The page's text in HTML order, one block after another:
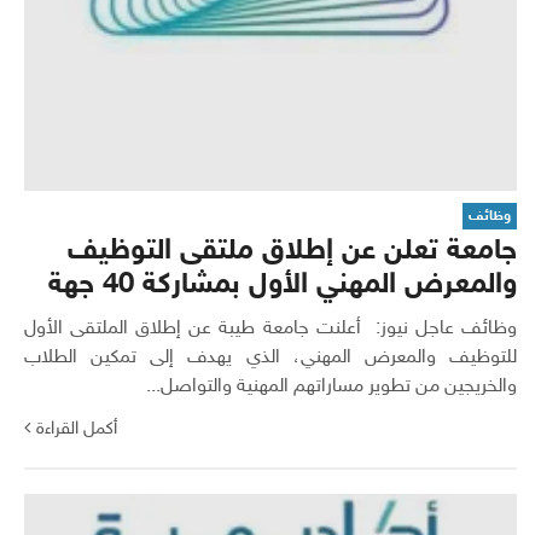
وظائف
جامعة تعلن عن إطلاق ملتقى التوظيف
والمعرض المهني الأول بمشاركة 40 جهة
وظائف عاجل نيوز: أعلنت جامعة طيبة عن إطلاق الملتقى الأول
للتوظيف والمعرض المهني، الذي يهدف إلى تمكين الطلاب
والخريجين من تطوير مساراتهم المهنية والتواصل...
أكمل القراءة